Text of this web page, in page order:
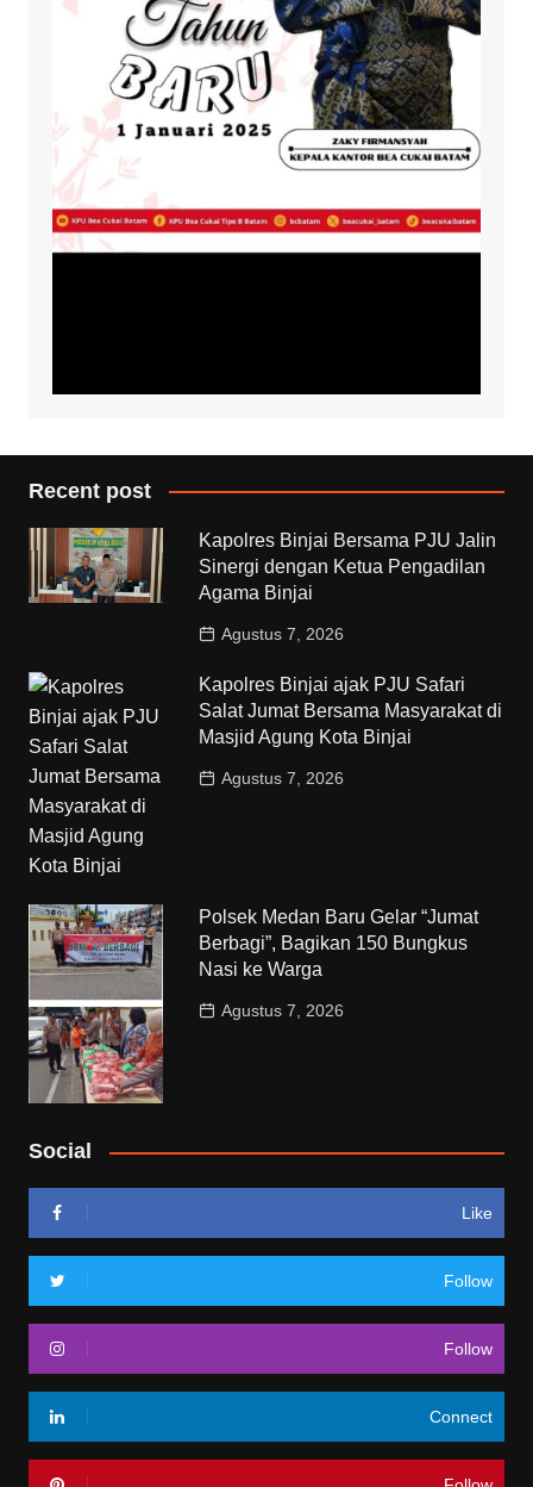
Recent post
Kapolres Binjai Bersama PJU Jalin
Sinergi dengan Ketua Pengadilan
Agama Binjai
Agustus 7, 2026
Kapolres Binjai ajak PJU Safari
Salat Jumat Bersama Masyarakat di
Masjid Agung Kota Binjai
Agustus 7, 2026
Polsek Medan Baru Gelar “Jumat
Berbagi”, Bagikan 150 Bungkus
Nasi ke Warga
Agustus 7, 2026
Social
Like
Follow
Follow
Connect